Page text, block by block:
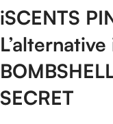
iSCENTS
L’alternative
SECRET